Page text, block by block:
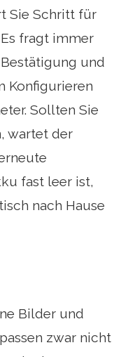
Sie Schritt für
fragt immer
und
Konfigurieren
Sollten Sie
wartet der
fast leer ist,
nach Hause
Bilder und
zwar nicht